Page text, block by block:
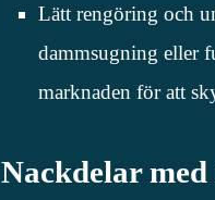
Lätt rengöring och
dammsugning eller
marknaden för att
Nackdelar